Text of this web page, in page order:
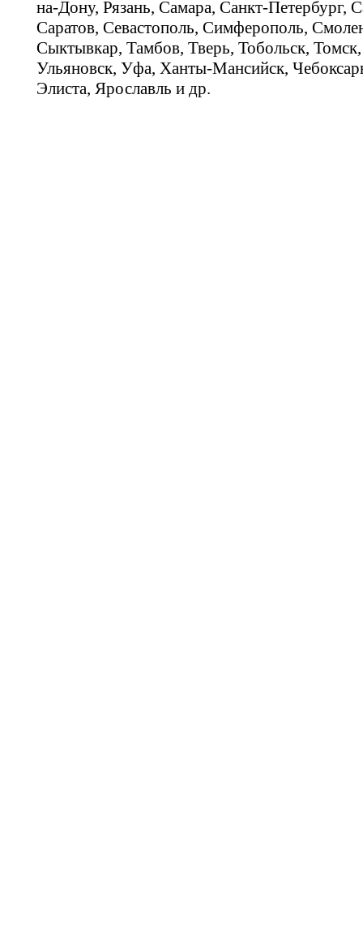
на-Дону, Рязань, Самара, Санкт-Петербург,
Саратов, Севастополь, Симферополь,
Сыктывкар, Тамбов, Тверь, Тобольск,
Ульяновск, Уфа, Ханты-Мансийск,
Элиста, Ярославль и др.